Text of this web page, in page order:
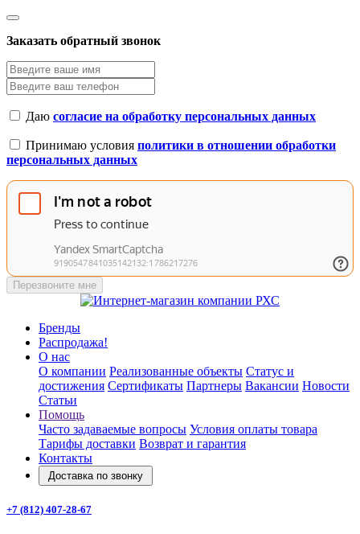
Заказать обратный звонок
Даю согласие на обработку персональных данных
Принимаю условия политики в отношении обработки
персональных данных
Перезвоните мне
Бренды
Распродажа!
О нас
О компании Реализованные объекты Статус и
достижения Сертификаты Партнеры Вакансии Новости
Статьи
Помощь
Часто задаваемые вопросы Условия оплаты товара
Тарифы доставки Возврат и гарантия
Контакты
Доставка по звонку
+7 (812) 407-28-67